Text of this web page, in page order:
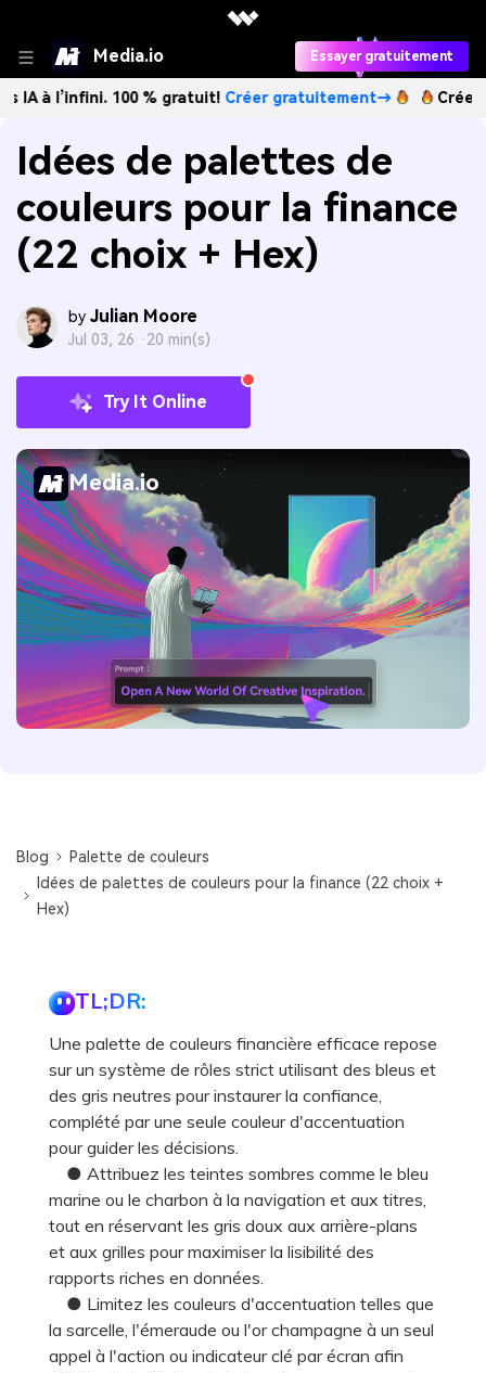
Media.io Essayer gratuitement
100 % gratuit!Créer gratuitement→ Créez des
Idées de palettes de
couleurs pour la finance
(22 choix + Hex)
by Julian Moore
Jul 03, 26 · 20 min(s)
Try It Online
Media.io
Blog
Palette de couleurs
Idées de palettes de couleurs pour la finance (22 choix +
Hex)
TL;DR:
Une palette de couleurs financière efficace repose
sur un système de rôles strict utilisant des bleus et
des gris neutres pour instaurer la confiance,
complété par une seule couleur d'accentuation
pour guider les décisions.
● Attribuez les teintes sombres comme le bleu
marine ou le charbon à la navigation et aux titres,
tout en réservant les gris doux aux arrière-plans
et aux grilles pour maximiser la lisibilité des
rapports riches en données.
● Limitez les couleurs d'accentuation telles que
la sarcelle, l'émeraude ou l'or champagne à un seul
appel à l'action ou indicateur clé par écran afin